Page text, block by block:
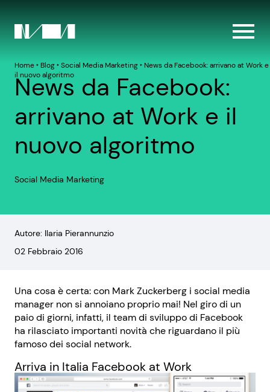
Home‣ Blog‣Social Media Marketing‣ News da Facebook: arrivano at Work e
il nuovo algoritmo
News da Facebook:
arrivano at Work e il
nuovo algoritmo
Social Media Marketing
Autore: Ilaria Pierannunzio
02 Febbraio 2016
Una cosa è certa: con Mark Zuckerberg i social media
manager non si annoiano proprio mai! Nel giro di un
paio di giorni, infatti, il team di sviluppo di Facebook
ha rilasciato importanti novità che riguardano il più
famoso dei social network.
Arriva in Italia Facebook at Work